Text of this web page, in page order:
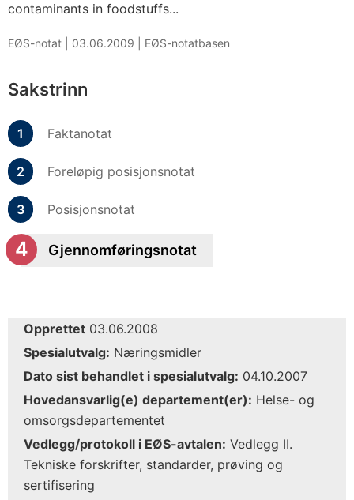
contaminants in foodstuffs...
EØS-notat | 03.06.2009 EØS-notatbasen
Sakstrinn
Faktanotat
Foreløpig posisjonsnotat
Posisjonsnotat
Gjennomføringsnotat
Opprettet 03.06.2008
Spesialutvalg: Næringsmidler
Dato sist behandlet i spesialutvalg: 04.10.2007
Hovedansvarlig(e) departement(er): Helse- og
omsorgsdepartementet
Vedlegg/protokoll i EØS-avtalen: Vedlegg II.
Tekniske forskrifter, standarder, prøving og
sertifisering